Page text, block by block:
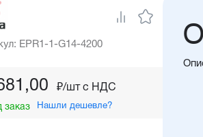
EPR1-1-G14-4200
₽/шт c НДС
заказ Нашли дешевле?